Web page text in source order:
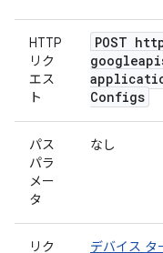
HTTP
リク
エス
ト
POST
Configs
パス
パラ
メー
タ
なし
リク
デバイス タ